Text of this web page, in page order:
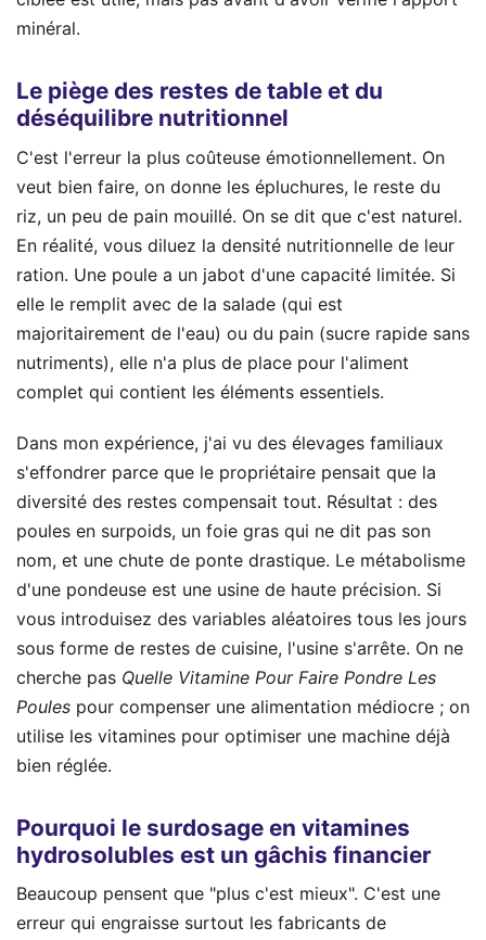
minéral.
Le piège des restes de table et du
déséquilibre nutritionnel
C'est l'erreur la plus coûteuse émotionnellement. On
veut bien faire, on donne les épluchures, le reste du
riz, un peu de pain mouillé. On se dit que c'est naturel.
En réalité, vous diluez la densité nutritionnelle de leur
ration. Une poule a un jabot d'une capacité limitée. Si
elle le remplit avec de la salade (qui est
majoritairement de l'eau) ou du pain (sucre rapide sans
nutriments), elle n'a plus de place pour l'aliment
complet qui contient les éléments essentiels.
Dans mon expérience, j'ai vu des élevages familiaux
s'effondrer parce que le propriétaire pensait que la
diversité des restes compensait tout. Résultat : des
poules en surpoids, un foie gras qui ne dit pas son
nom, et une chute de ponte drastique. Le métabolisme
d'une pondeuse est une usine de haute précision. Si
vous introduisez des variables aléatoires tous les jours
sous forme de restes de cuisine, l'usine s'arrête. On ne
cherche pas Quelle Vitamine Pour Faire Pondre Les
Poules pour compenser une alimentation médiocre ; on
utilise les vitamines pour optimiser une machine déjà
bien réglée.
Pourquoi le surdosage en vitamines
hydrosolubles est un gâchis financier
Beaucoup pensent que "plus c'est mieux". C'est une
erreur qui engraisse surtout les fabricants de